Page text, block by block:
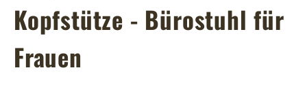
Kopfstütze - Bürostuhl für
Frauen